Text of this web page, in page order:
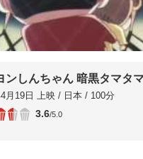
ンしんちゃん 暗黒タマタ
月19日 上映 / 日本 / 100分
3.6/5.0